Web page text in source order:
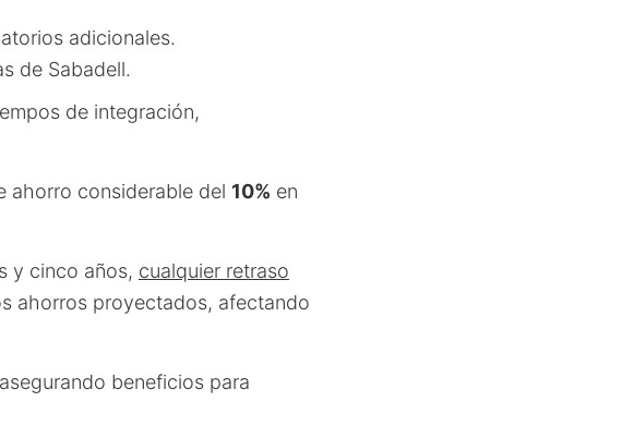
adicionales.
de Sabadell.
de integración,
ahorro considerable del 10% en
y cinco años, cualquier retraso
ahorros proyectados, afectando
beneficios para